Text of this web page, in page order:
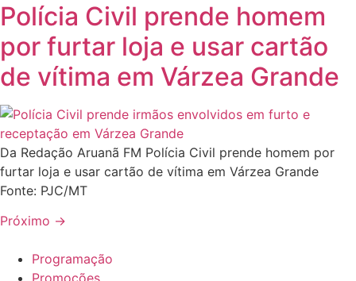
Polícia Civil prende homem
por furtar loja e usar cartão
de vítima em Várzea Grande
Da Redação Aruanã FM Polícia Civil prende homem por
furtar loja e usar cartão de vítima em Várzea Grande
Fonte: PJC/MT
Próximo →
Programação